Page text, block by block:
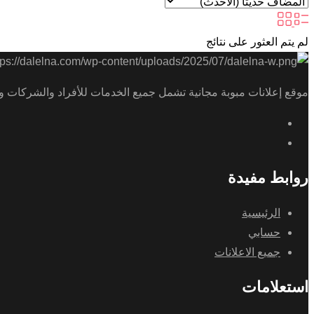
لم يتم العثور على نتائج
موقع إعلانات مبوبة مجانية تشمل جميع الخدمات للأفراد والشركات
روابط مفيدة
الرئيسية
حسابي
جميع الاعلانات
استعلامات